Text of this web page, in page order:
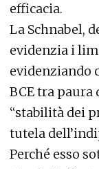
efficacia.
La Schnabel,
evidenzia i
evidenziando
BCE tra paura
“stabilità dei
tutela
Perché esso